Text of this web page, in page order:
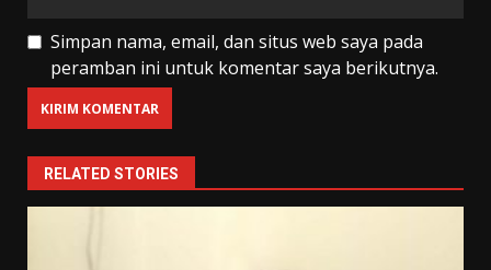
Simpan nama, email, dan situs web saya pada
peramban ini untuk komentar saya berikutnya.
RELATED STORIES